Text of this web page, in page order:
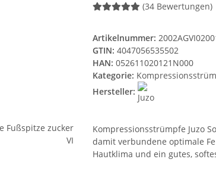
(34 Bewertungen)
Artikelnummer:
GTIN: 4047056535502
HAN: 052611020121N000
Kategorie:
Hersteller:
Kompressionsstrümpfe Juzo
damit verbundene optimale
Hautklima und ein gutes,